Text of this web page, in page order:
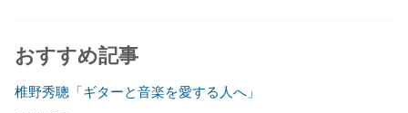
おすすめ記事
椎野秀聰「ギターと音楽を愛する人へ」